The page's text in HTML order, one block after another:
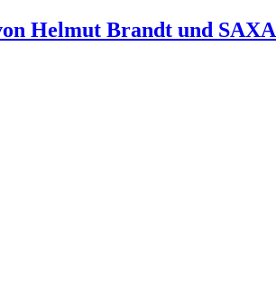
Helmut Brandt und SAXA